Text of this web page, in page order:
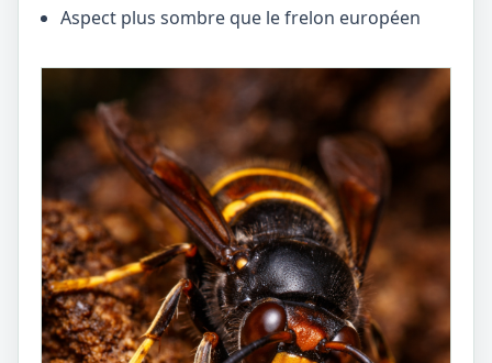
Aspect plus sombre que le frelon européen